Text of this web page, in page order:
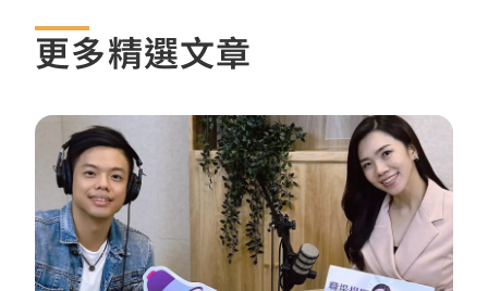
更多精選文章